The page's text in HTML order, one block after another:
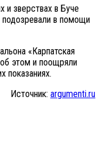
и зверствах в Буче
подозревали в помощи
«Карпатская
этом и поощряли
показаниях.
Источник: argumenti.ru